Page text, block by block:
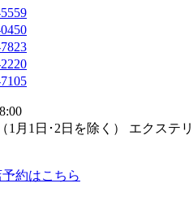
1月1日･2日を除く） エクステ
約はこちら